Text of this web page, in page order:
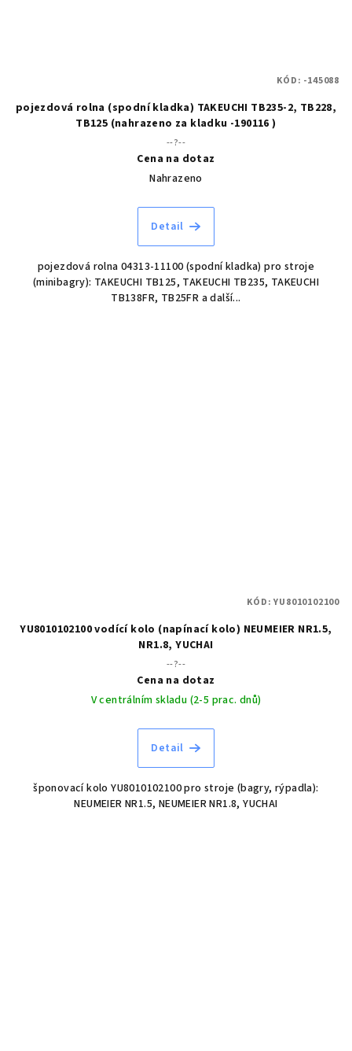
pojezdová rolna (spodní kladka) TAKEUCHI TB235-2, TB228,
TB125 (nahrazeno za kladku -190116 )
--?--
Cena na dotaz
Nahrazeno
Detail
pojezdová rolna 04313-11100 (spodní kladka) pro stroje
(minibagry): TAKEUCHI TB125, TAKEUCHI TB235, TAKEUCHI
TB138FR, TB25FR a další...
KÓD: -145088
YU8010102100 vodící kolo (napínací kolo) NEUMEIER NR1.5,
NR1.8, YUCHAI
--?--
Cena na dotaz
V centrálním skladu (2-5 prac. dnů)
Detail
šponovací kolo YU8010102100 pro stroje (bagry, rýpadla):
NEUMEIER NR1.5, NEUMEIER NR1.8, YUCHAI
KÓD:YU8010102100